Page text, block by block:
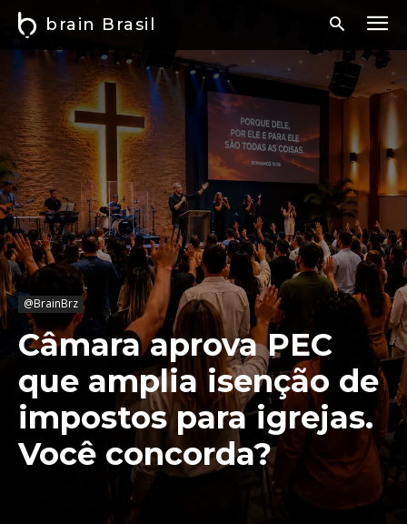
brain Brasil
@BrainBrz
Câmara aprova PEC
que amplia isenção de
impostos para igrejas.
Você concorda?